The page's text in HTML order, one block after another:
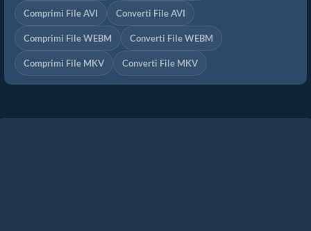
Comprimi File AVI Converti File AVI
Comprimi File WEBM Converti File WEBM
Comprimi File MKV Converti File MKV